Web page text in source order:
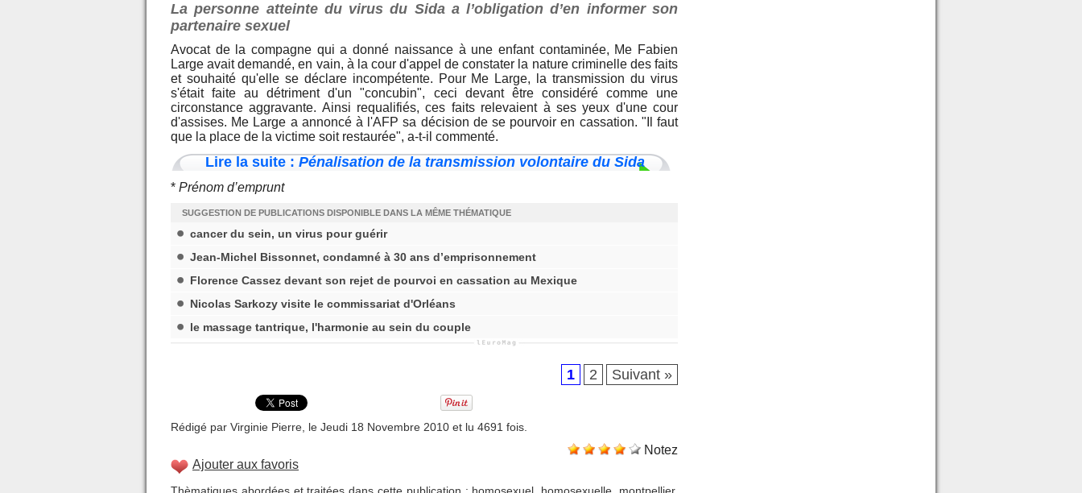
La personne atteinte du virus du Sida a l’obligation d’en informer son
partenaire sexuel
Avocat de la compagne qui a donné naissance à une enfant contaminée, Me Fabien
Large avait demandé, en vain, à la cour d'appel de constater la nature criminelle des faits
et souhaité qu'elle se déclare incompétente. Pour Me Large, la transmission du virus
s'était faite au détriment d'un "concubin", ceci devant être considéré comme une
circonstance aggravante. Ainsi requalifiés, ces faits relevaient à ses yeux d'une cour
d'assises. Me Large a annoncé à l'AFP sa décision de se pourvoir en cassation. "Il faut
que la place de la victime soit restaurée", a-t-il commenté.
Lire la suite : Pénalisation de la transmission volontaire du Sida
* Prénom d’emprunt
SUGGESTION DE PUBLICATIONS DISPONIBLE DANS LA MÊME THÉMATIQUE
cancer du sein, un virus pour guérir
Jean-Michel Bissonnet, condamné à 30 ans d’emprisonnement
Florence Cassez devant son rejet de pourvoi en cassation au Mexique
Nicolas Sarkozy visite le commissariat d'Orléans
le massage tantrique, l'harmonie au sein du couple
1 2 Suivant »
Rédigé par Virginie Pierre, le Jeudi 18 Novembre 2010 et lu 4691 fois.
Notez
Ajouter aux favoris
Thèmatiques abordées et traitées dans cette publication : homosexuel homosexuelle montpellier,